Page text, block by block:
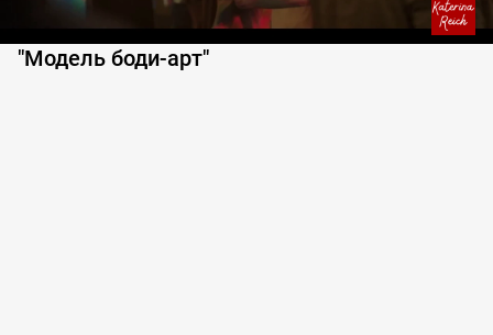
"Модель боди-арт"